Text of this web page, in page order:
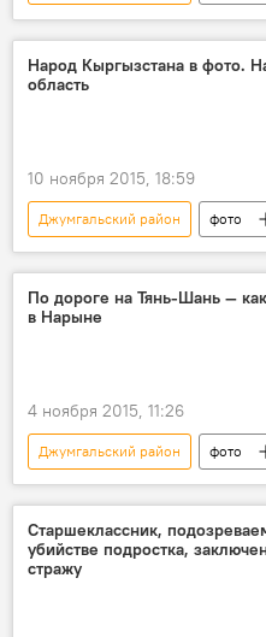
Кыргызстан
женщины
избиение
Народ Кыргызстана в фото.
область
10 ноября 2015, 18:59
Джумгальский район фото
Кыргызстан
Общество
Ат-Башинский район
портреты
По дороге на Тянь-Шань —
в Нарыне
4 ноября 2015, 11:26
Джумгальский район фото
Кыргызстан
Общество
жители
село
Старшеклассник,
убийстве подростка,
стражу